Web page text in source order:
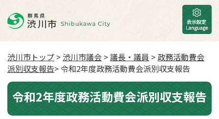
渋川市トップ > 渋川市議会 >議長・議員 > 政務活動費会
派別収支報告> 令和2年度政務活動費会派別収支報告
令和2年度政務活動費会派別収支報告